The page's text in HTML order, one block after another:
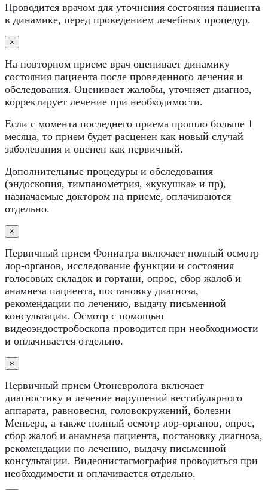
Проводится врачом для уточнения состояния пациента
в динамике, перед проведением лечебных процедур.
×
На повторном приеме врач оценивает динамику
состояния пациента после проведенного лечения и
обследования. Оценивает жалобы, уточняет диагноз,
корректирует лечение при необходимости.
Если с момента последнего приема прошло больше 1
месяца, то прием будет расценен как новый случай
заболевания и оценен как первичный.
Дополнительные процедуры и обследования
(эндоскопия, тимпанометрия, «кукушка» и пр),
назначаемые доктором на приеме, оплачиваются
отдельно.
×
Первичный прием Фониатра включает полный осмотр
лор-органов, исследование функции и состояния
голосовых складок и гортани, опрос, сбор жалоб и
анамнеза пациента, постановку диагноза,
рекомендации по лечению, выдачу письменной
консультации. Осмотр с помощью
видеоэндостробоскопа проводится при необходимости
и оплачивается отдельно.
×
Первичный прием Отоневролога включает
диагностику и лечение нарушений вестибулярного
аппарата, равновесия, головокружений, болезни
Меньера, а также полный осмотр лор-органов, опрос,
сбор жалоб и анамнеза пациента, постановку диагноза,
рекомендации по лечению, выдачу письменной
консультации. Видеонистагмография проводиться при
необходимости и оплачивается отдельно.